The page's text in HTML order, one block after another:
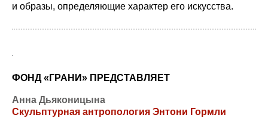
и образы, определяющие характер его искусства.
ФОНД «ГРАНИ» ПРЕДСТАВЛЯЕТ
Анна Дьяконицына
Скульптурная антропология Энтони Гормли